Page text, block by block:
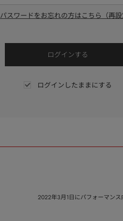
パスワードをお忘れの方はこちら（再設
ログインしたままにする
2022年3月1日にパフォーマン